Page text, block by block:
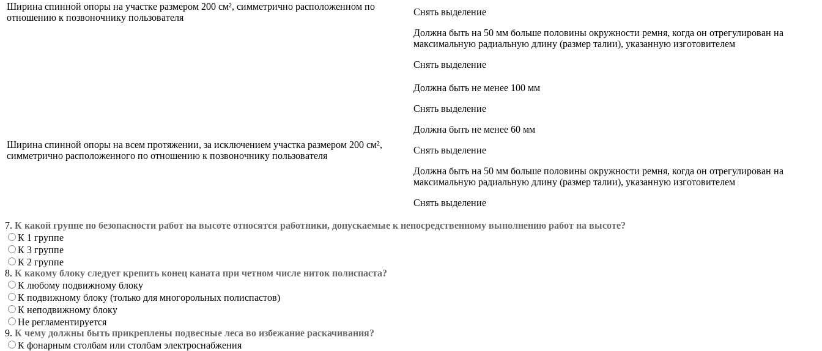
Ширина спинной опоры на участке размером 200 см², симметрично расположенном по
отношению к позвоночнику пользователя
Снять выделение
Должна быть на 50 мм больше половины окружности ремня, когда он отрегулирован на
максимальную радиальную длину (размер талии), указанную изготовителем
Снять выделение
Ширина спинной опоры на всем протяжении, за исключением участка размером 200 см²,
симметрично расположенного по отношению к позвоночнику пользователя
Должна быть не менее 100 мм
Снять выделение
Должна быть не менее 60 мм
Снять выделение
Должна быть на 50 мм больше половины окружности ремня, когда он отрегулирован на
максимальную радиальную длину (размер талии), указанную изготовителем
Снять выделение
7. К какой группе по безопасности работ на высоте относятся работники, допускаемые к непосредственному выполнению работ на высоте?
К 1 группе
К 3 группе
К 2 группе
8. К какому блоку следует крепить конец каната при четном числе ниток полиспаста?
К любому подвижному блоку
К подвижному блоку (только для многорольных полиспастов)
К неподвижному блоку
Не регламентируется
9. К чему должны быть прикреплены подвесные леса во избежание раскачивания?
К фонарным столбам или столбам электроснабжения